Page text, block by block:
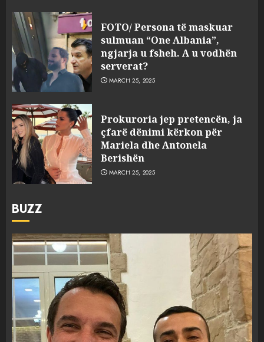
FOTO/ Persona të maskuar
sulmuan “One Albania”,
ngjarja u fsheh. A u vodhën
serverat?
MARCH 25, 2025
Prokuroria jep pretencën, ja
çfarë dënimi kërkon për
Mariela dhe Antonela
Berishën
MARCH 25, 2025
BUZZ